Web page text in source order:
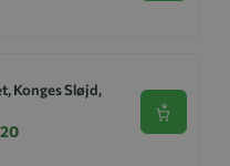
Konges Sløjd,
Se